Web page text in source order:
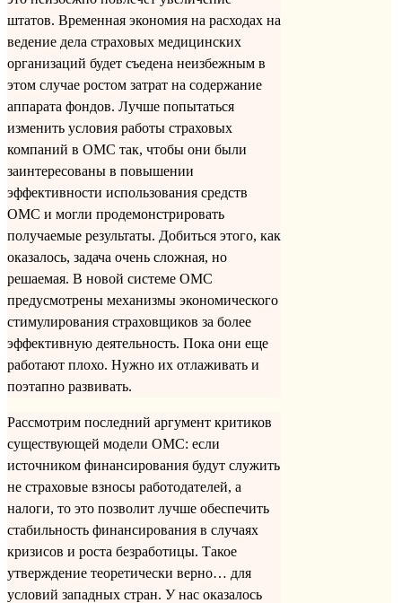
штатов. Временная экономия на расходах на
ведение дела страховых медицинских
организаций будет съедена неизбежным в
этом случае ростом затрат на содержание
аппарата фондов. Лучше попытаться
изменить условия работы страховых
компаний в ОМС так, чтобы они были
заинтересованы в повышении
эффективности использования средств
ОМС и могли продемонстрировать
получаемые результаты. Добиться этого, как
оказалось, задача очень сложная, но
решаемая. В новой системе ОМС
предусмотрены механизмы экономического
стимулирования страховщиков за более
эффективную деятельность. Пока они еще
работают плохо. Нужно их отлаживать и
поэтапно развивать.
Рассмотрим последний аргумент критиков
существующей модели ОМС: если
источником финансирования будут служить
не страховые взносы работодателей, а
налоги, то это позволит лучше обеспечить
стабильность финансирования в случаях
кризисов и роста безработицы. Такое
утверждение теоретически верно… для
условий западных стран. У нас оказалось